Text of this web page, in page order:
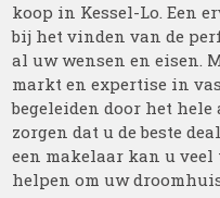
koop in Kessel-Lo. Een
bij het vinden van de
al uw wensen en eisen.
markt en expertise in
begeleiden door het
zorgen dat u de beste
een makelaar kan u
helpen om uw